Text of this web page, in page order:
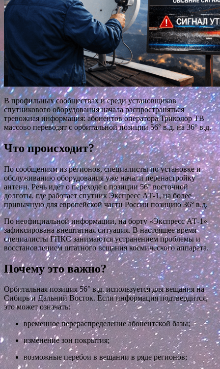
В профильных сообществах и среди установщиков
спутникового оборудования начала распространяться
тревожная информация: абонентов оператораТриколор ТВ
массово переводят с орбитальной позиции 56° в.д. на 36° в.д.
Что происходит?
По сообщениям из регионов, специалисты по установке и
обслуживанию оборудования уже начали перенастройку
антенн. Речь идёт о переходе с позиции 56° восточной
долготы, где работает спутникЭкспресс АТ-1, на более
привычную для европейской части России позицию 36° в.д.
По неофициальной информации, на борту «Экспресс АТ-1»
зафиксирована внештатная ситуация. В настоящее время
специалистыГПКСзанимаются устранением проблемы и
восстановлением штатного вещания космического аппарата.
Почему это важно?
Орбитальная позиция 56° в.д. используется для вещания на
Сибирь и Дальний Восток. Если информация подтвердится,
это может означать:
временное перераспределение абонентской базы;
изменение зон покрытия;
возможные перебои в вещании в ряде регионов;